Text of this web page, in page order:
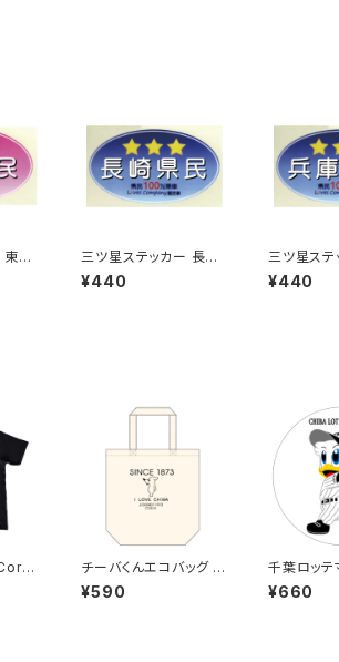
東京
三ツ星ステッカー 長崎
県民(ブルー)
¥440
三ツ星ステ
県民(ブルー)
¥440
チーバくんエコバッグ D
esign1
¥590
千葉ロッテ
テッカー8（
¥660